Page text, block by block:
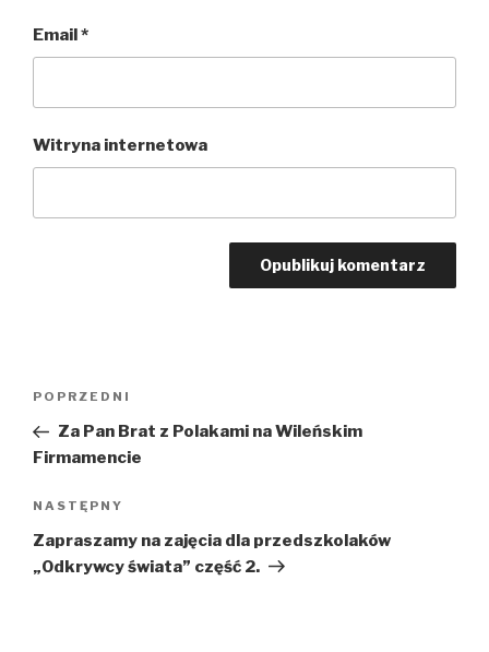
Email*
Witryna internetowa
Nawigacja
Poprzedni
wpis
POPRZEDNI
Za Pan Brat z Polakami na Wileńskim
Firmamencie
Następny
wpis
NASTĘPNY
Zapraszamy na zajęcia dla przedszkolaków
„Odkrywcy świata” część 2.